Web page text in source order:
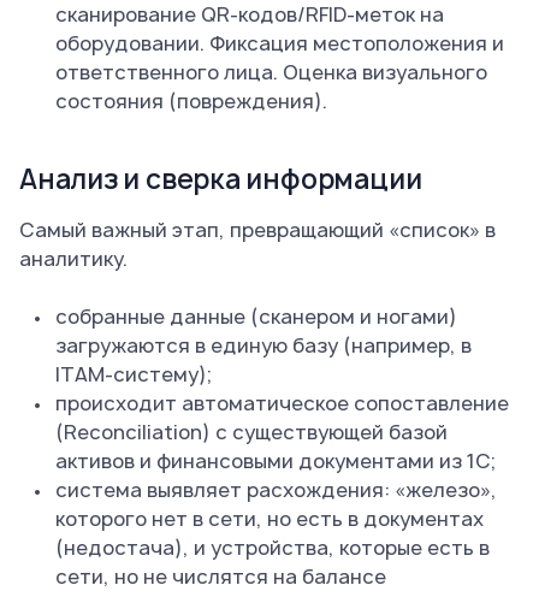
сканирование QR-кодов/RFID-меток на
оборудовании. Фиксация местоположения и
ответственного лица. Оценка визуального
состояния (повреждения).
Анализ и сверка информации
Самый важный этап, превращающий «список» в
аналитику.
собранные данные (сканером и ногами)
загружаются в единую базу (например, в
ITAM-систему);
происходит автоматическое сопоставление
(Reconciliation) с существующей базой
активов и финансовыми документами из 1С;
система выявляет расхождения: «железо»,
которого нет в сети, но есть в документах
(недостача), и устройства, которые есть в
сети, но не числятся на балансе